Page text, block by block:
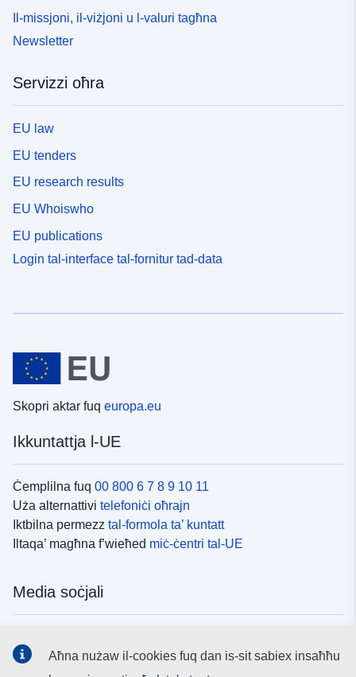
Il-missjoni, il-viżjoni u l-valuri tagħna
Newsletter
Servizzi oħra
EU law
EU tenders
EU research results
EU Whoiswho
EU publications
Login tal-interface tal-fornitur tad-data
Skopri aktar fuq europa.eu
Ikkuntattja l-UE
Ċemplilna fuq 00 800 6 7 8 9 10 11
Uża alternattivi telefoniċi oħrajn
Iktbilna permezz tal-formola ta’ kuntatt
Iltaqa’ magħna f’wieħed miċ-ċentri tal-UE
Media soċjali
Aħna nużaw il-cookies fuq dan is-sit sabiex insaħħu